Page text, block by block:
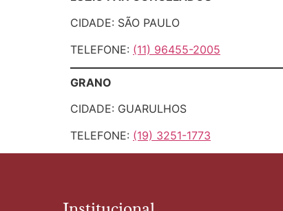
CIDADE: SÃO PAULO
TELEFONE: (11) 96455-2005
GRANO
CIDADE: GUARULHOS
TELEFONE: (19) 3251-1773